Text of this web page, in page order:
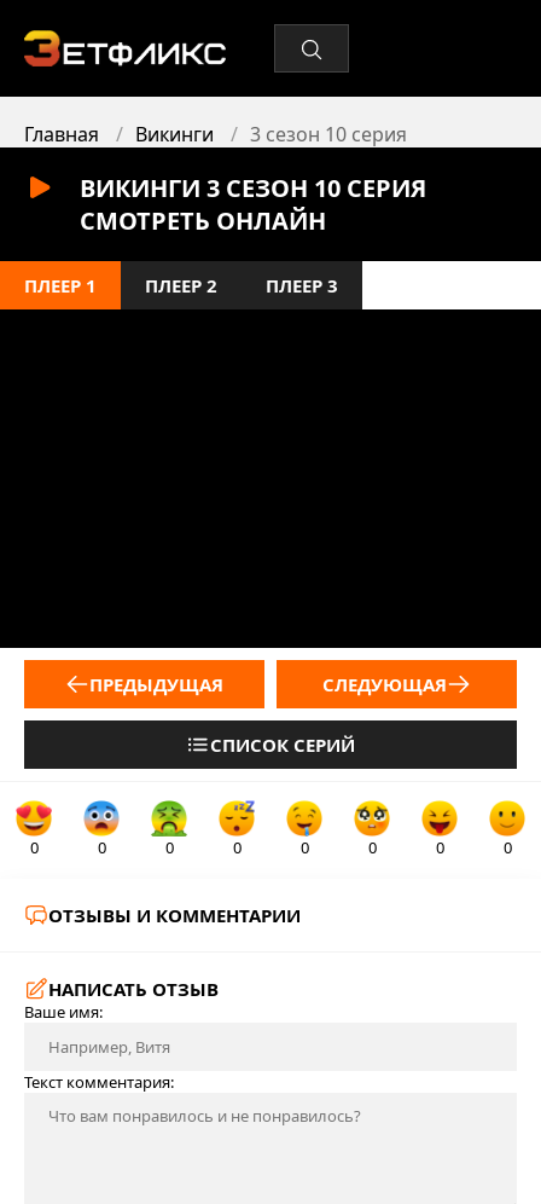
Главная Викинги 3 сезон 10 серия
ВИКИНГИ 3 СЕЗОН 10 СЕРИЯ
СМОТРЕТЬ ОНЛАЙН
ПЛЕЕР 1 ПЛЕЕР 2 ПЛЕЕР 3
ПРЕДЫДУЩАЯ
СПИСОК СЕРИЙ
СЛЕДУЮЩАЯ
0 0 0 0 0 0 0 0
ОТЗЫВЫ И КОММЕНТАРИИ
НАПИСАТЬ ОТЗЫВ
Ваше имя:
Текст комментария: